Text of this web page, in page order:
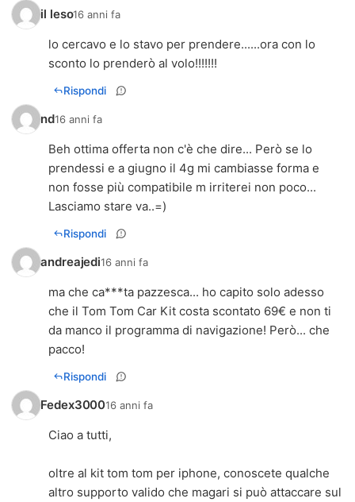
il leso16 anni fa
lo cercavo e lo stavo per prendere......ora con lo
sconto lo prenderò al volo!!!!!!!
Rispondi
nd16 anni fa
Beh ottima offerta non c'è che dire... Però se lo
prendessi e a giugno il 4g mi cambiasse forma e
non fosse più compatibile m irriterei non poco...
Lasciamo stare va..=)
Rispondi
andreajedi16 anni fa
ma che ca***ta pazzesca... ho capito solo adesso
che il Tom Tom Car Kit costa scontato 69€ e non ti
da manco il programma di navigazione! Però... che
pacco!
Rispondi
Fedex300016 anni fa
Ciao a tutti,
oltre al kit tom tom per iphone, conoscete qualche
altro supporto valido che magari si può attaccare sul